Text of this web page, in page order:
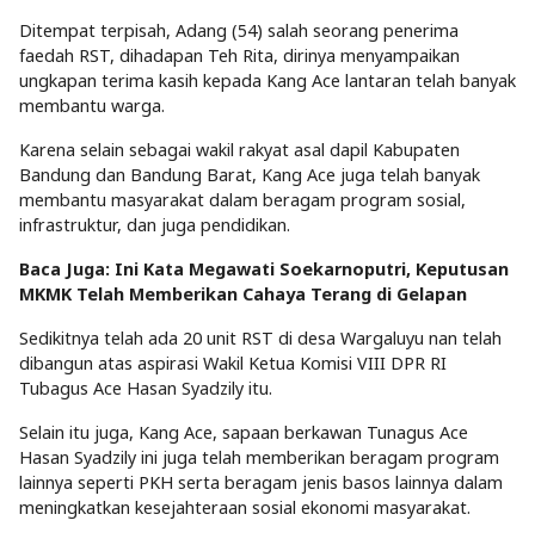
Ditempat terpisah, Adang (54) salah seorang penerima
faedah RST, dihadapan Teh Rita, dirinya menyampaikan
ungkapan terima kasih kepada Kang Ace lantaran telah banyak
membantu warga.
Karena selain sebagai wakil rakyat asal dapil Kabupaten
Bandung dan Bandung Barat, Kang Ace juga telah banyak
membantu masyarakat dalam beragam program sosial,
infrastruktur, dan juga pendidikan.
Baca Juga: Ini Kata Megawati Soekarnoputri, Keputusan
MKMK Telah Memberikan Cahaya Terang di Gelapan
Sedikitnya telah ada 20 unit RST di desa Wargaluyu nan telah
dibangun atas aspirasi Wakil Ketua Komisi VIII DPR RI
Tubagus Ace Hasan Syadzily itu.
Selain itu juga, Kang Ace, sapaan berkawan Tunagus Ace
Hasan Syadzily ini juga telah memberikan beragam program
lainnya seperti PKH serta beragam jenis basos lainnya dalam
meningkatkan kesejahteraan sosial ekonomi masyarakat.